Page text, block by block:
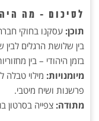
לסיכום - מה
תוכן: עסקנו בחוקי
בין שלושת הרגלים
בזמן היהודי – בין
מיומנויות: מילוי
פרשנות ושיח מיטבי.
מתודה: צפייה בסרטון